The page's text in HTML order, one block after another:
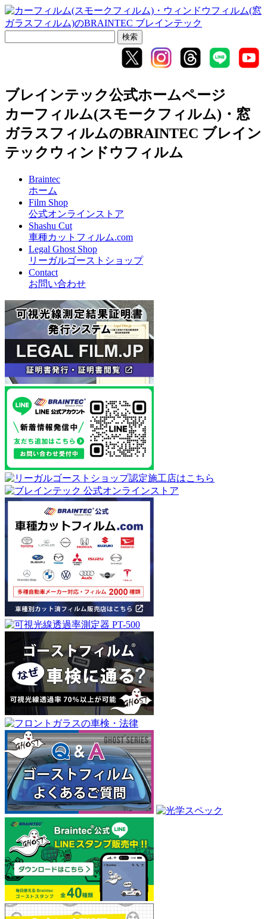
ブレインテック公式ホームページ
カーフィルム(スモークフィルム)・窓
ガラスフィルムのBRAINTEC ブレイン
テックウィンドウフィルム
Braintec
ホーム
Film Shop
公式オンラインストア
Shashu Cut
車種カットフィルム.com
Legal Ghost Shop
リーガルゴーストショップ
Contact
お問い合わせ